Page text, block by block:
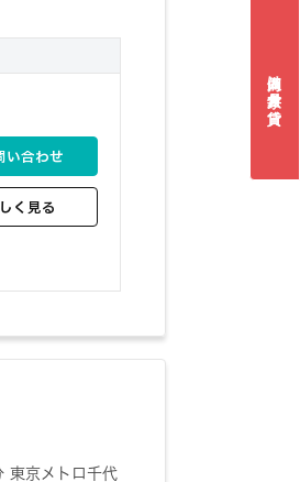
個人向け家具付き賃貸
い合わせ
く見る
東京メトロ千代